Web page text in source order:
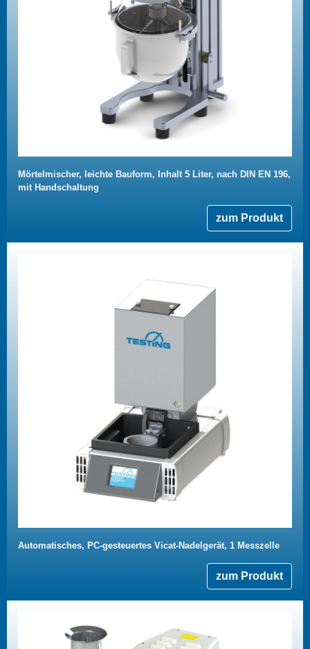
Mörtelmischer, leichte Bauform, Inhalt 5 Liter, nach DIN EN 196,
mit Handschaltung
zum Produkt
Automatisches, PC-gesteuertes Vicat-Nadelgerät, 1 Messzelle
zum Produkt